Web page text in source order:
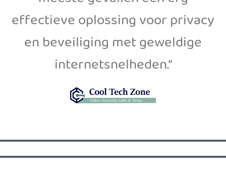
effectieve oplossing voor privacy
en beveiliging met geweldige
internetsnelheden.”